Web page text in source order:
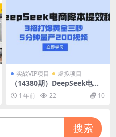
实战VIP项目 虚拟项目
（14380期）DeepSeek电商
降本提效秘籍：3招打爆黄金
三秒，5分钟量产200视频
1 年前 22 10
搜索